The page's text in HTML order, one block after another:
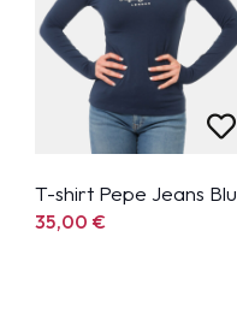
T-shirt Pepe Jeans Blu
35,00€